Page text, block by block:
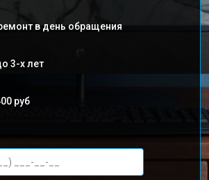
в день обращения
3-х лет
руб